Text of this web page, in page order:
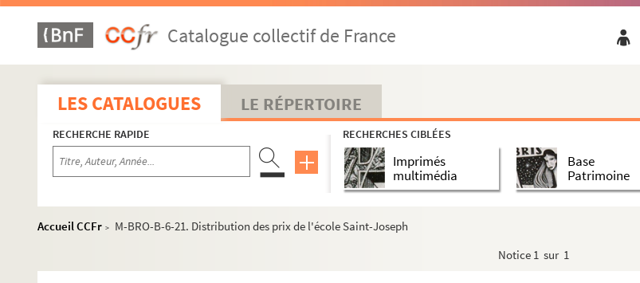
Catalogue collectif de France
LES CATALOGUES LE RÉPERTOIRE
RECHERCHE RAPIDE RECHERCHES CIBLÉES
Imprimés
multimédia
Base
Patrimoine
Accueil CCFr >
M-BRO-B-6-21. Distribution des prix de l'école Saint-Joseph
Notice 1 sur 1
M-BRO. Brochures du fonds Mahieu
M-BRO-A. Sociétés diverses
M-BRO-B-1. Anciens élèves de Brugelette
M-BRO-B-3. Académie lilloise pour l'encouragement des lettres et des arts
M-BRO-B-4. Association pour la défense du travail national
M-BRO-B-5. Académie de Douai